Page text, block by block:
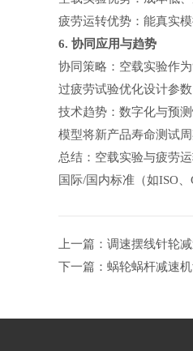
疲劳运转优势：能真实
6. 协同应用与趋势
协同策略：空载实验作
过疲劳试验优化设计参
技术趋势：数字化与预
模型将新产品寿命测试
总结：空载实验与疲劳
国际/国内标准（如ISO
上一篇：调速摆线针轮
下一篇：蜗轮蜗杆减速